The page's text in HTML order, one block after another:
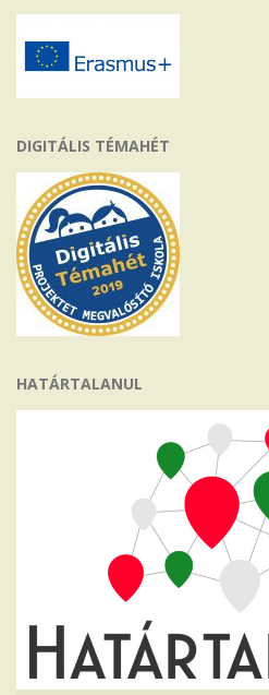
DIGITÁLIS TÉMAHÉT
HATÁRTALANUL